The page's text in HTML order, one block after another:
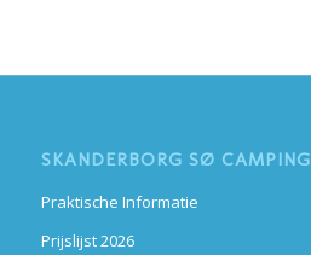
SKANDERBORG SØ CAMPING
Praktische Informatie
Prijslijst 2026